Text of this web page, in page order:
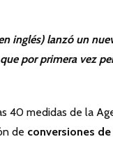
inglés)lanzó un
por primera vez
40 medidas de la
de conversiones de